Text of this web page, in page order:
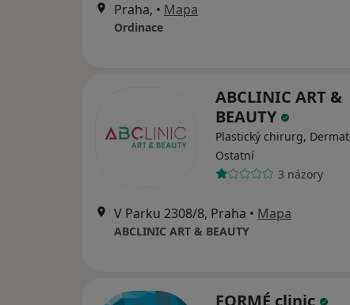
Praha, • Mapa
Ordinace
ABCLINIC ART &
BEAUTY
Plastický chirurg,
Ostatní
3 názory
V Parku 2308/8, Praha • Mapa
ABCLINIC ART & BEAUTY
FORMÉ clinic